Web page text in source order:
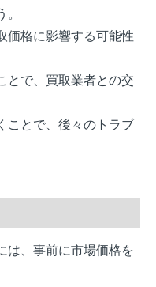
価格に影響する可能性
とで、買取業者との交
ことで、後々のトラブ
は、事前に市場価格を